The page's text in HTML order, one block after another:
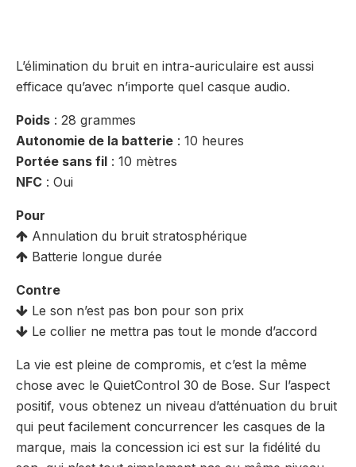
L’élimination du bruit en intra-auriculaire est aussi
efficace qu’avec n’importe quel casque audio.
Poids : 28 grammes
Autonomie de la batterie : 10 heures
Portée sans fil : 10 mètres
NFC : Oui
Pour
Annulation du bruit stratosphérique
Batterie longue durée
Contre
Le son n’est pas bon pour son prix
Le collier ne mettra pas tout le monde d’accord
La vie est pleine de compromis, et c’est la même
chose avec le QuietControl 30 de Bose. Sur l’aspect
positif, vous obtenez un niveau d’atténuation du bruit
qui peut facilement concurrencer les casques de la
marque, mais la concession ici est sur la fidélité du